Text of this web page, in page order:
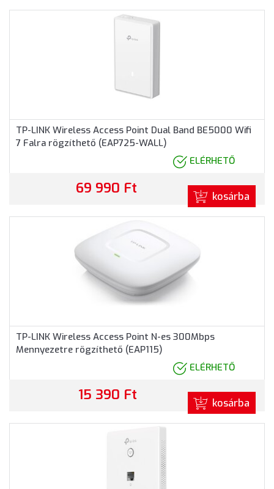
TP-LINK Wireless Access Point Dual Band BE5000 Wifi
7 Falra rögzíthető (EAP725-WALL)
ELÉRHETŐ
69 990 Ft kosárba
TP-LINK Wireless Access Point N-es 300Mbps
Mennyezetre rögzíthető (EAP115)
ELÉRHETŐ
15 390 Ft kosárba